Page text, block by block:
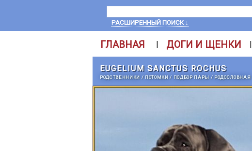
РАСШИРЕННЫЙ ПОИСК ↓
ГЛАВНАЯ | ДОГИ И ЩЕНКИ |
EUGELIUM SANCTUS ROCHUS
РОДСТВЕННИКИ / ПОТОМКИ/ ПОДБОР ПАРЫ / РОДОСЛОВНАЯ